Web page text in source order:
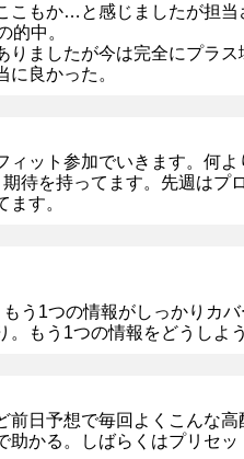
こもか…と感じましたが担当
的中。
りましたが今は完全にプラス
良かった。
ィット参加でいきます。何
待を持ってます。先週はプ
す。
う1つの情報がしっかりカバ
もう1つの情報をどうしよう
前日予想で毎回よくこんな高
かる。しばらくはプリセッ